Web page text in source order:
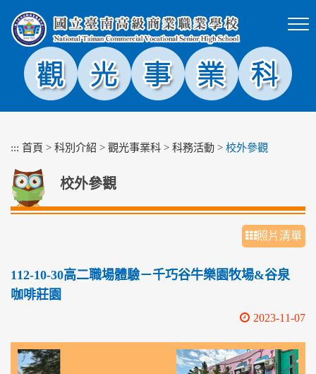
塊
::: 首頁 > 科別介紹 > 觀光事業科 > 科務活動 > 校外參觀
校外參觀
照片清單
112-10-30高二職場體驗－千巧谷牛樂園牧場&谷泉
咖啡莊園
2023-11-07